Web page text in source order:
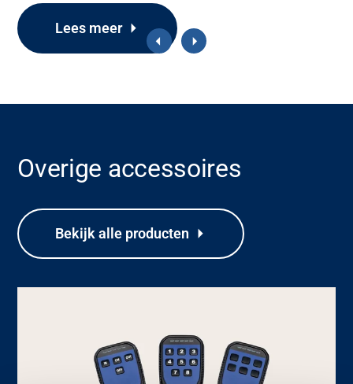
Ondersteuning
Lees meer
Overige accessoires
Bekijk alle producten